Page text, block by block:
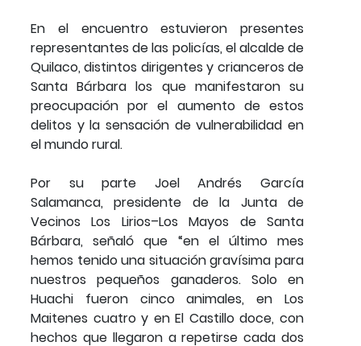
En el encuentro estuvieron presentes
representantes de las policías, el alcalde de
Quilaco, distintos dirigentes y crianceros de
Santa Bárbara los que manifestaron su
preocupación por el aumento de estos
delitos y la sensación de vulnerabilidad en
el mundo rural.
Por su parte Joel Andrés García
Salamanca, presidente de la Junta de
Vecinos Los Lirios–Los Mayos de Santa
Bárbara, señaló que “en el último mes
hemos tenido una situación gravísima para
nuestros pequeños ganaderos. Solo en
Huachi fueron cinco animales, en Los
Maitenes cuatro y en El Castillo doce, con
hechos que llegaron a repetirse cada dos